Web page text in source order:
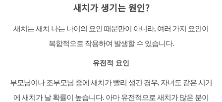
새치가 생기는 원인?
새치는 새치 나는 나이의 요인 때문만이 아니라, 여러 가지 요인이
복합적으로 작용하여 발생할 수 있습니다.
유전적 요인
부모님이나 조부모님 중에 새치가 빨리 생긴 경우, 자녀도 같은 시기
에 새치가 날 확률이 높습니다. 아마 유전적으로 새치가 많은 분이